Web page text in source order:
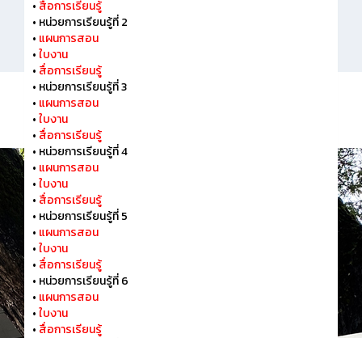
• สื่อการเรียนรู้
• หน่วยการเรียนรู้ที่ 2
• แผนการสอน
•ใบงาน
• สื่อการเรียนรู้
• หน่วยการเรียนรู้ที่ 3
• แผนการสอน
•ใบงาน
• สื่อการเรียนรู้
• หน่วยการเรียนรู้ที่ 4
• แผนการสอน
•ใบงาน
• สื่อการเรียนรู้
• หน่วยการเรียนรู้ที่ 5
• แผนการสอน
•ใบงาน
• สื่อการเรียนรู้
• หน่วยการเรียนรู้ที่ 6
• แผนการสอน
•ใบงาน
• สื่อการเรียนรู้